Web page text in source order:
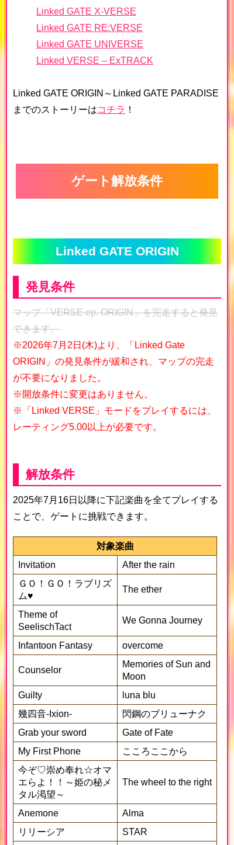
Linked GATE X-VERSE
Linked GATE RE:VERSE
Linked GATE UNIVERSE
Linked VERSE – ExTRACK
Linked GATE ORIGIN～Linked GATE PARADISE
までのストーリーはコチラ ！
ゲート解放条件
Linked GATE ORIGIN
発見条件
マップ「VERSE ep. ORIGIN」を完走すると発見
できます。
※2026年7月2日(木)より、「Linked Gate
ORIGIN」の発見条件が緩和され、マップの完走
が不要になりました。
※開放条件に変更はありません。
※「Linked VERSE」モードをプレイするには、
レーティング5.00以上が必要です。
解放条件
2025年7月16日以降に下記楽曲を全てプレイする
ことで、ゲートに挑戦できます。
対象楽曲
Invitation
After the rain
ＧＯ！ＧＯ！ラブリズ
ム♥
The ether
Theme of
SeelischTact
We Gonna Journey
Infantoon Fantasy overcome
Counselor
Memories of Sun and
Moon
Guilty
luna blu
幾四音-Ixion-
閃鋼のブリューナク
Grab your sword
Gate of Fate
My First Phone
こころここから
今ぞ♡崇め奉れ☆オマ
エらよ！！～姫の秘メ
タル渇望～
The wheel to the right
Anemone
Alma
リリーシア
STAR